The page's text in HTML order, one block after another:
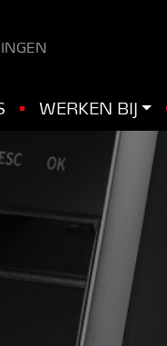
WERKEN BIJ